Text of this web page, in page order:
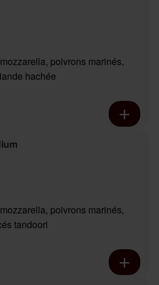
poivrons marinés,
hachée
poivrons marinés,
tandoori